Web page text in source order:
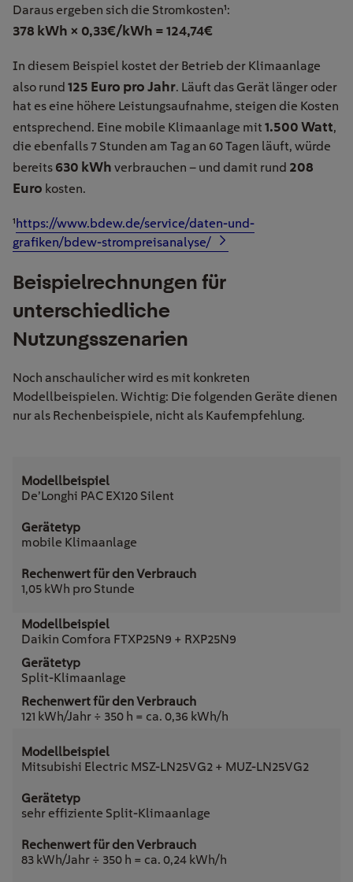
Daraus ergeben sich die Stromkosten¹:
378 kWh × 0,33€/kWh = 124,74€
In diesem Beispiel kostet der Betrieb der Klimaanlage
also rund 125 Euro pro Jahr. Läuft das Gerät länger oder
hat es eine höhere Leistungsaufnahme, steigen die Kosten
entsprechend. Eine mobile Klimaanlage mit 1.500 Watt,
die ebenfalls 7 Stunden am Tag an 60 Tagen läuft, würde
bereits 630 kWh verbrauchen – und damit rund 208
Euro kosten.
¹ https://www.bdew.de/service/daten-und-
grafiken/bdew-strompreisanalyse/
Beispielrechnungen für
unterschiedliche
Nutzungsszenarien
Noch anschaulicher wird es mit konkreten
Modellbeispielen. Wichtig: Die folgenden Geräte dienen
nur als Rechenbeispiele, nicht als Kaufempfehlung.
De’Longhi PAC EX120 Silent
mobile Klimaanlage
1,05 kWh pro Stunde
Daikin Comfora FTXP25N9 + RXP25N9
Split-Klimaanlage
121 kWh/Jahr ÷ 350 h = ca. 0,36 kWh/h
Mitsubishi Electric MSZ-LN25VG2 + MUZ-LN25VG2
sehr effiziente Split-Klimaanlage
83 kWh/Jahr ÷ 350 h = ca. 0,24 kWh/h